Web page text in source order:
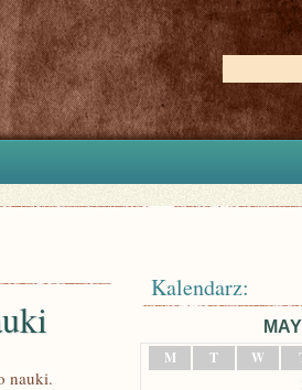
nauki.
Kalendarz:
M
T W